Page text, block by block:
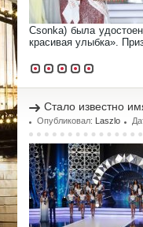
Csonka) была
красивая улыбка».
Стало известно
Опубликовал: Laszlo